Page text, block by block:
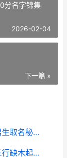
分名字锦集
2026-02-04
下一篇 »
2020年正月大年初四出生五行缺木男生取名秘籍 2020年正月是几月份?
2020年鼠年正月初七出生的女宝宝五行缺木起名吉祥字锦集 2020年鼠正月十二晚上十点出生名字李泽皓